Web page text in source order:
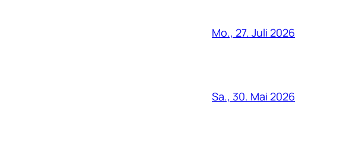
Mo., 27. Juli 2026
Sa., 30. Mai 2026